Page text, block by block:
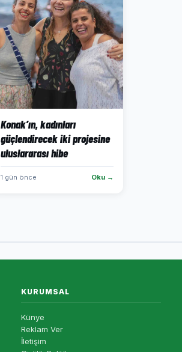
Konak’ın, kadınları
güçlendirecek iki projesine
uluslararası hibe
1 gün önce Oku →
KURUMSAL
Künye
Reklam Ver
İletişim